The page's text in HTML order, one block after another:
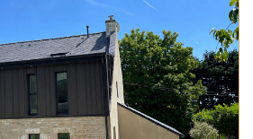
Atlantique
(LA)